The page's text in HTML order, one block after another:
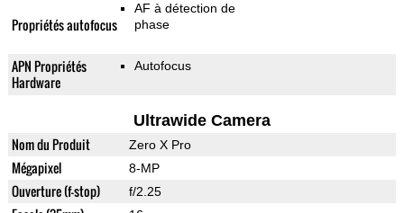
Propriétés autofocus
AF à détection de
phase
APN Propriétés
Hardware
Autofocus
Ultrawide Camera
Nom du Produit Zero X Pro
Mégapixel 8-MP
Ouverture (f-stop) f/2.25